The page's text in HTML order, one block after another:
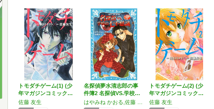
トモダチゲーム(1) (少
年マガジンコミック…
佐藤 友生
名探偵夢水清志郎の事
件簿2 名探偵VS.学校…
トモダチゲーム(2) (少
年マガジンコミック…
佐藤 友生